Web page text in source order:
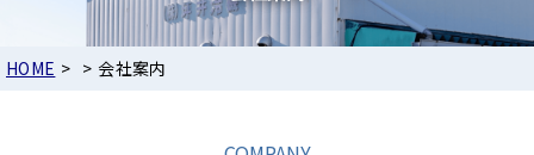
HOME > > 会社案内